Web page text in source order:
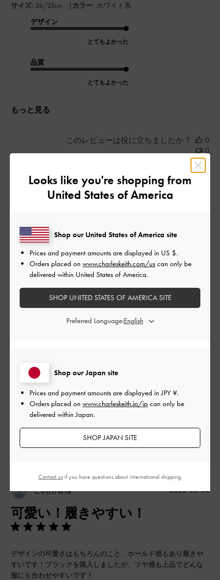
サイズ: 36/23cm | カラー: ホワイト系
デザイン
とてもよかった
品質
とてもよかった
もっと見る
このレビューは役に立ちましたか？
0
0
ご利用者様
結婚式参列用で靴を購入しました！！何よりデザインも素敵で
エナメル生地なのに履き心地も良くとても満足です。
当日、友人たちにも可愛いと褒めてもらえてとても嬉しい気持
ちになりました。
サイズ:
もっと見る
このレビューは役に立ちましたか？
ご利用者様
可愛い！履きやすい！
デザインの可愛さはもちろんのこと、ホールド感もあり履きや
すいです！ブラックを購入しましたが、ツヤ感も上品でどんな
服にも合わせやすいです！
公
2025-08-04
Looks like you're shopping from
United States of America
Shop our Japan site
Prices and payment amounts are displayed inJPY ¥.
Orders placed on www.charleskeith.jp/jp can only be
delivered within Japan.
SHOP JAPAN SITE
Shop our United States of America site
Prices and payment amounts are displayed in US $.
Orders placed on www.charleskeith.com/us can only be
delivered within United States of America.
SHOP UNITED STATES OF AMERICA SITE
Preferred Language:
Contact usif you have questions about international shipping.